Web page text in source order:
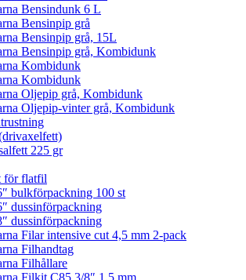
Bensindunk 6 L
Bensinpip grå
Bensinpip grå, 15L
Bensinpip grå, Kombidunk
Kombidunk
Kombidunk
Oljepip grå, Kombidunk
Oljepip-vinter grå, Kombidunk
225 gr
för flatfil
bulkförpackning 100 st
dussinförpackning
dussinförpackning
Filar intensive cut 4,5 mm 2-pack
Filhandtag
Filhållare
Filkit C85 3/8″ 1,5 mm